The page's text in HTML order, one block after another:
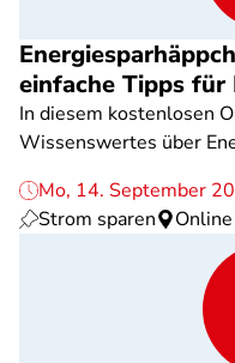
einfache Tipps
In diesem kostenlosen
Wissenswertes über
Mo, 14. September
Strom sparen
Online